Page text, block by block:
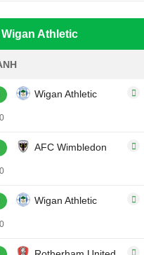
Athletic
Wigan Athletic
AFC Wimbledon
Wigan Athletic